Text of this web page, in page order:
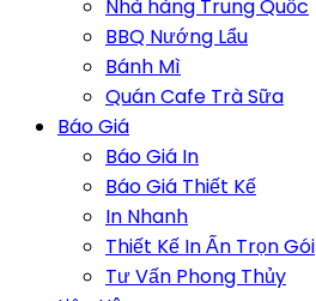
Nhà hàng Trung Quốc
BBQ Nướng Lẩu
Bánh Mì
Quán Cafe Trà Sữa
Báo Giá
Báo Giá In
Báo Giá Thiết Kế
In Nhanh
Thiết Kế In Ấn Trọn Gói
Tư Vấn Phong Thủy